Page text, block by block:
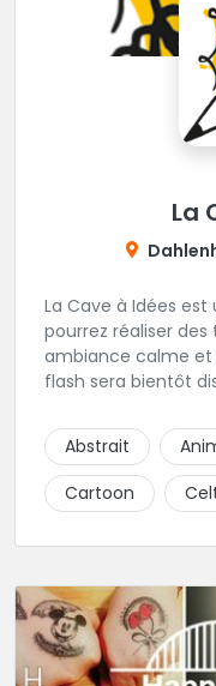
La
La Cave à Idées
pourrez réaliser
ambiance calme
flash sera bientôt
Abstrait
Cartoon